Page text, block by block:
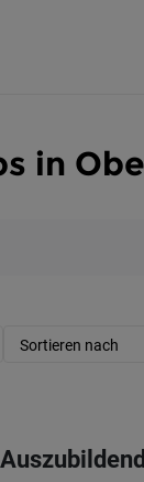
in
Sortieren nach